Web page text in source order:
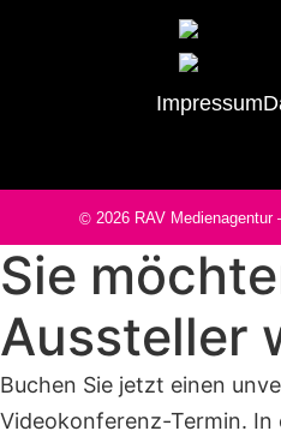
Impressum
©2026 RAV Medienagentur
Sie
Aussteller
Buchen Sie jetzt einen
Videokonferenz-Termin. In